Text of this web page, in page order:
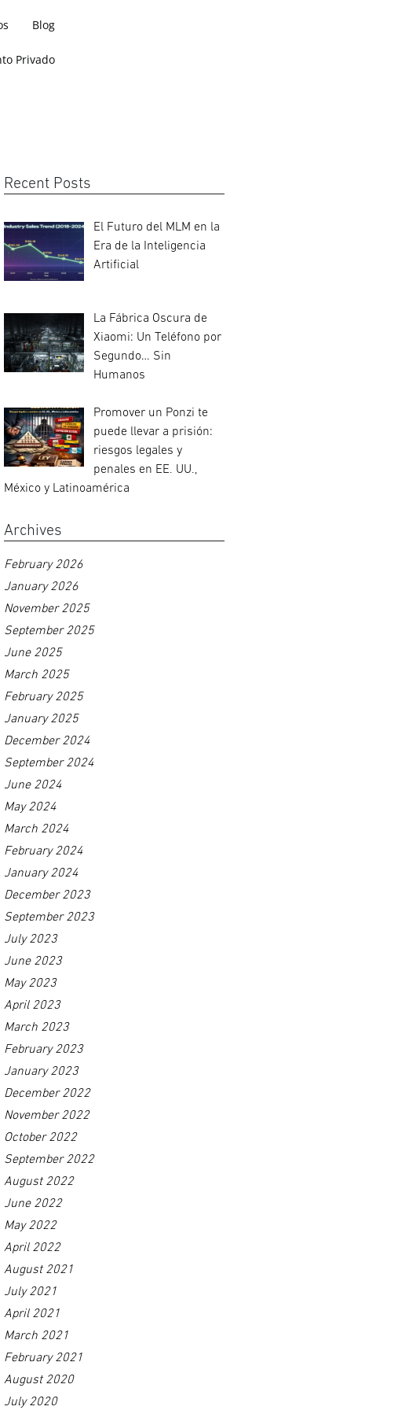
Blog
Privado
Recent Posts
El Futuro del MLM en la
Era de la Inteligencia
Artificial
La Fábrica Oscura de
Xiaomi: Un Teléfono por
Segundo… Sin
Humanos
Promover un Ponzi te
puede llevar a prisión:
riesgos legales y
penales en EE. UU.,
México y Latinoamérica
Archives
February 2026
January 2026
November 2025
September 2025
June 2025
March 2025
February 2025
January 2025
December 2024
September 2024
June 2024
May 2024
March 2024
February 2024
January 2024
December 2023
September 2023
July 2023
June 2023
May 2023
April 2023
March 2023
February 2023
January 2023
December 2022
November 2022
October 2022
September 2022
August 2022
June 2022
May 2022
April 2022
August 2021
July 2021
April 2021
March 2021
February 2021
August 2020
July 2020